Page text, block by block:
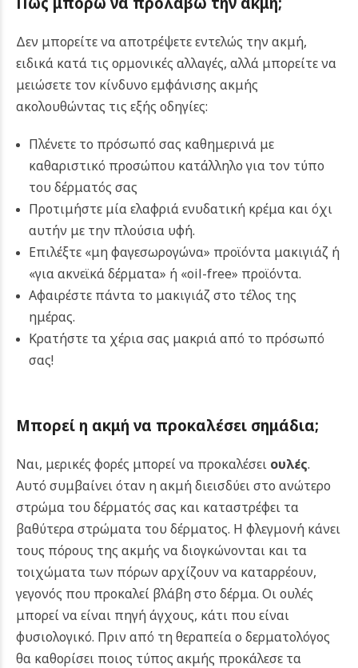
Δεν μπορείτε να αποτρέψετε εντελώς την ακμή,
ειδικά κατά τις ορμονικές αλλαγές, αλλά μπορείτε να
μειώσετε τον κίνδυνο εμφάνισης ακμής
ακολουθώντας τις εξής οδηγίες:
Πλένετε το πρόσωπό σας καθημερινά με
καθαριστικό προσώπου κατάλληλο για τον τύπο
του δέρματός σας
Προτιμήστε μία ελαφριά ενυδατική κρέμα και όχι
αυτήν με την πλούσια υφή.
Επιλέξτε «μη φαγεσωρογώνα» προϊόντα μακιγιάζ ή
«για ακνεϊκά δέρματα» ή «oil-free» προϊόντα.
Αφαιρέστε πάντα το μακιγιάζ στο τέλος της
ημέρας.
Κρατήστε τα χέρια σας μακριά από το πρόσωπό
σας!
Μπορεί η ακμή να προκαλέσει σημάδια;
Ναι, μερικές φορές μπορεί να προκαλέσει ουλές.
Αυτό συμβαίνει όταν η ακμή διεισδύει στο ανώτερο
στρώμα του δέρματός σας και καταστρέφει τα
βαθύτερα στρώματα του δέρματος. Η φλεγμονή κάνει
τους πόρους της ακμής να διογκώνονται και τα
τοιχώματα των πόρων αρχίζουν να καταρρέουν,
γεγονός που προκαλεί βλάβη στο δέρμα. Οι ουλές
μπορεί να είναι πηγή άγχους, κάτι που είναι
φυσιολογικό. Πριν από τη θεραπεία ο δερματολόγος
θα καθορίσει ποιος τύπος ακμής προκάλεσε τα